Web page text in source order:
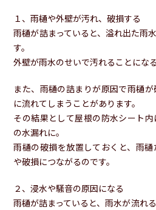
１、雨樋や外壁が汚れ、破損する
雨樋が詰まっていると、溢れ出た雨
す。
外壁が雨水のせいで汚れることになる
また、雨樋の詰まりが原因で雨樋
に流れてしまうことがあります。
その結果として屋根の防水シート
の水漏れに。
雨樋の破損を放置しておくと、雨
や破損につながるのです。
２、浸水や騒音の原因になる
雨樋が詰まっていると、雨水が流れ